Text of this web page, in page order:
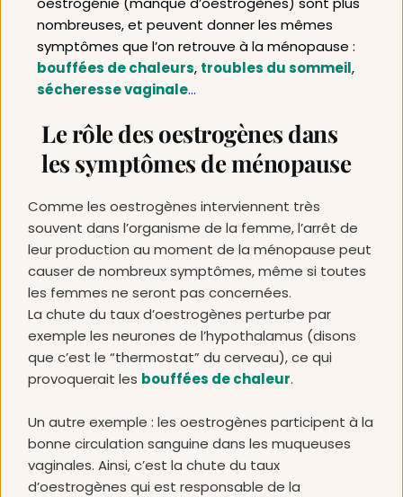
nombreuses, et peuvent donner les mêmes
bouffées de chaleurs, troubles du sommeil
sécheresse vaginale…
Le rôle des oestrogènes dans
les symptômes de ménopause
Comme les oestrogènes interviennent très
souvent dans l’organisme de la femme, l’arrêt de
leur production au moment de la ménopause peut
causer de nombreux symptômes, même si toutes
les femmes ne seront pas concernées.
La chute du taux d’oestrogènes perturbe par
exemple les neurones de l’hypothalamus (disons
que c’est le “thermostat” du cerveau), ce qui
provoquerait les bouffées de chaleur.
Un autre exemple : les oestrogènes participent à la
bonne circulation sanguine dans les muqueuses
vaginales. Ainsi, c’est la chute du taux
d’oestrogènes qui est responsable de la